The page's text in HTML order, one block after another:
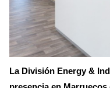
La División Energy &